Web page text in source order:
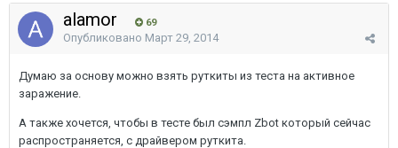
alamor 69
Опубликовано Март 29, 2014
Думаю за основу можно взять руткиты из теста на активное
заражение.
А также хочется, чтобы в тесте был сэмпл Zbot который сейчас
распространяется, с драйвером руткита.